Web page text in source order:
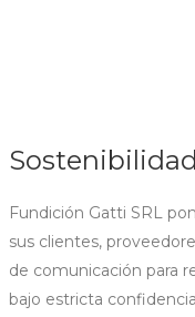
Sostenibilidad
Fundición Gatti SRL
sus clientes,
de comunicación para
bajo estricta